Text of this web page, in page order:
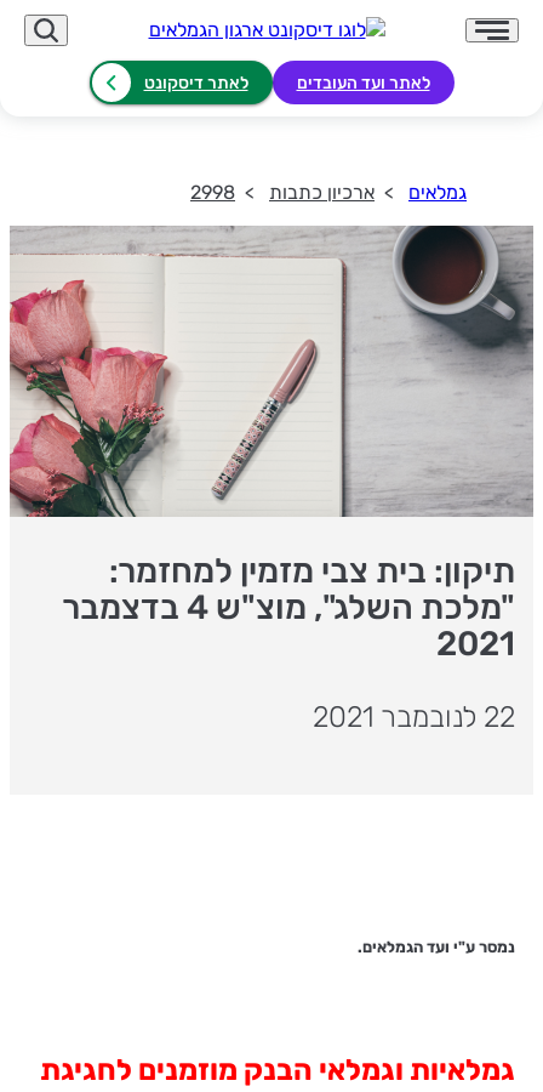
לאתר ועד העובדים לאתר דיסקונט
גמלאים ארכיון כתבות 2998
תיקון: בית צבי מזמין למחזמר:
"מלכת השלג", מוצ"ש 4 בדצמבר
2021
22 לנובמבר 2021
נמסר ע"י ועד הגמלאים.
גמלאיות וגמלאי הבנק מוזמנים לחגיגת